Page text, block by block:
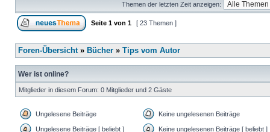
Themen der letzten Zeit anzeigen:
Seite 1 von 1 [ 23 Themen ]
Foren-Übersicht» Bücher » Tips vom Autor
Wer ist online?
Mitglieder in diesem Forum: 0 Mitglieder und 2 Gäste
Ungelesene Beiträge Keine ungelesenen Beiträge
Ungelesene Beiträge [ beliebt ] Keine ungelesenen Beiträge [ beliebt ]